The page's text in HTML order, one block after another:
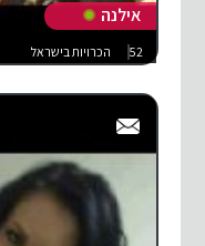
אילנה
52 הכרויות בישראל